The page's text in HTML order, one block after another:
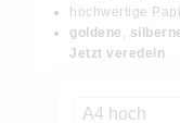
hochwertige
goldene ,
Jetzt veredeln
A4 hoch